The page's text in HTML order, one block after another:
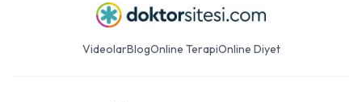
VideolarBlogOnline TerapiOnline Diyet